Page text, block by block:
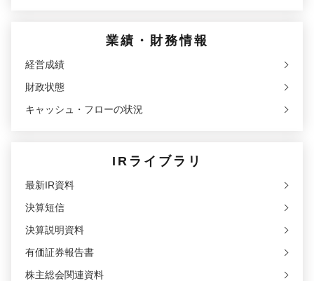
業績・財務情報
経営成績
財政状態
キャッシュ・フローの状況
IRライブラリ
最新IR資料
決算短信
決算説明資料
有価証券報告書
株主総会関連資料